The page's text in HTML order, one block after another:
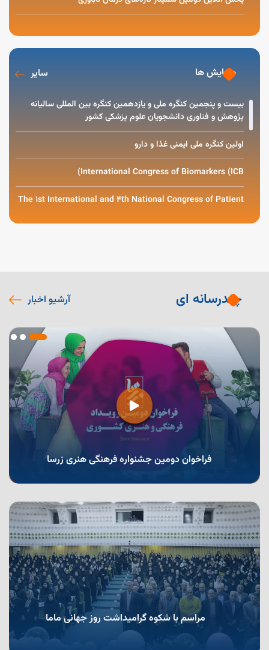
همایش ها سایر
بیست و پنجمین کنگره ملی و یازدهمین کنگره بین المللی سالیانه
پژوهش و فناوری دانشجویان علوم پزشکی کشور
اولین کنگره ملی ایمنی غذا و دارو
International Congress of Biomarkers (ICB)
The 1st International and 4th National Congress of Patient
چندرسانه ای آرشیو اخبار
فراخوان دومین جشنواره فرهنگی هنری زرسا
مراسم با شکوه گرامیداشت روز جهانی ماما